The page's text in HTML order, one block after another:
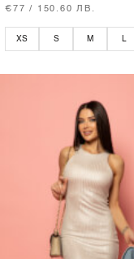
€77 / 150.60 ЛВ.
XS S M L